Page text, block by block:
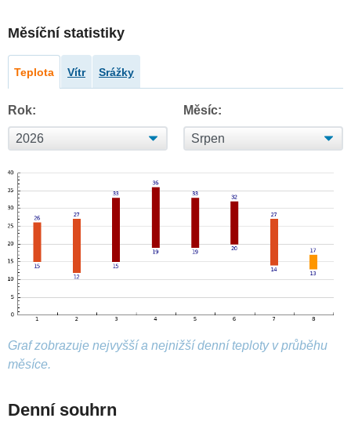
Měsíční statistiky
Teplota Vítr Srážky
Rok: Měsíc:
Graf zobrazuje nejvyšší a nejnižší denní teploty v průběhu
měsíce.
Denní souhrn